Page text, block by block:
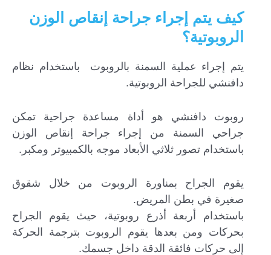
كيف يتم إجراء جراحة إنقاص الوزن
الروبوتية؟
يتم إجراء عملية السمنة بالروبوت باستخدام نظام
دافنشي للجراحة الروبوتية.
روبوت دافنشي هو أداة مساعدة جراحية تمكن
جراحي السمنة من إجراء جراحة إنقاص الوزن
باستخدام تصور ثلاثي الأبعاد موجه بالكمبيوتر ومكبر.
يقوم الجراح بمناورة الروبوت من خلال شقوق
صغيرة في بطن المريض.
باستخدام أربعة أذرع روبوتية، حيث يقوم الجراح
بحركات ومن بعدها يقوم الروبوت بترجمة الحركة
إلى حركات فائقة الدقة داخل جسمك.